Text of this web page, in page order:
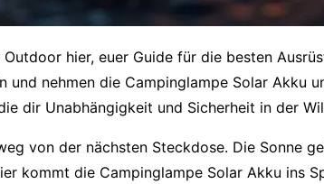
hier, euer Guide für die besten
und nehmen die Campinglampe Solar Akku
dir Unabhängigkeit und Sicherheit in der
von der nächsten Steckdose. Die Sonne
kommt die Campinglampe Solar Akku ins